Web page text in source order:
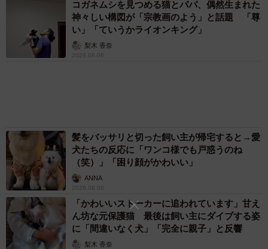
人形遊びをディレクション！（提供：まぼさん）
「2つ目は、実験するように毎日スライムをこねくりまわす
72歳父、軽自動車で新潟から四国まで 65歳の
母と2人で3泊4日の旅 パーキングの休憩まで
分刻み… 「大学生でも組まねえよ！」
山岡 もと子
「これ全部長野県」海外のような絶景ショット
に感動と反響「離れてからいいところだったん
だって気づいた」
行橋 友
６位以降を見る
まいどなファミリー
（新着記事順）